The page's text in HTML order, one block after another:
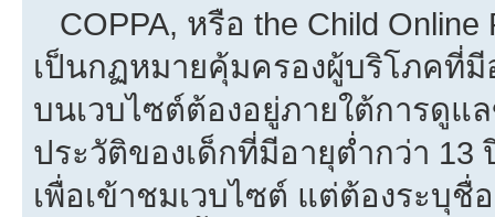
COPPA, หรือ the Child Online
เป็นกฏหมายคุ้มครองผู้บริโภคที่มี
บนเวบไซต์ต้องอยู่ภายใต้การดูแ
ประวัติของเด็กที่มีอายุต่ำกว่า
เพื่อเข้าชมเวบไซต์ แต่ต้องระบุชื่